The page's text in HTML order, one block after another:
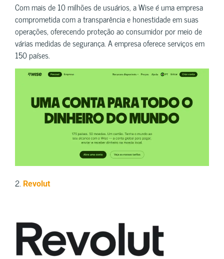
Com mais de 10 milhões de usuários, a Wise é uma empresa
comprometida com a transparência e honestidade em suas
operações, oferecendo proteção ao consumidor por meio de
várias medidas de segurança. A empresa oferece serviços em
150 países.
2. Revolut